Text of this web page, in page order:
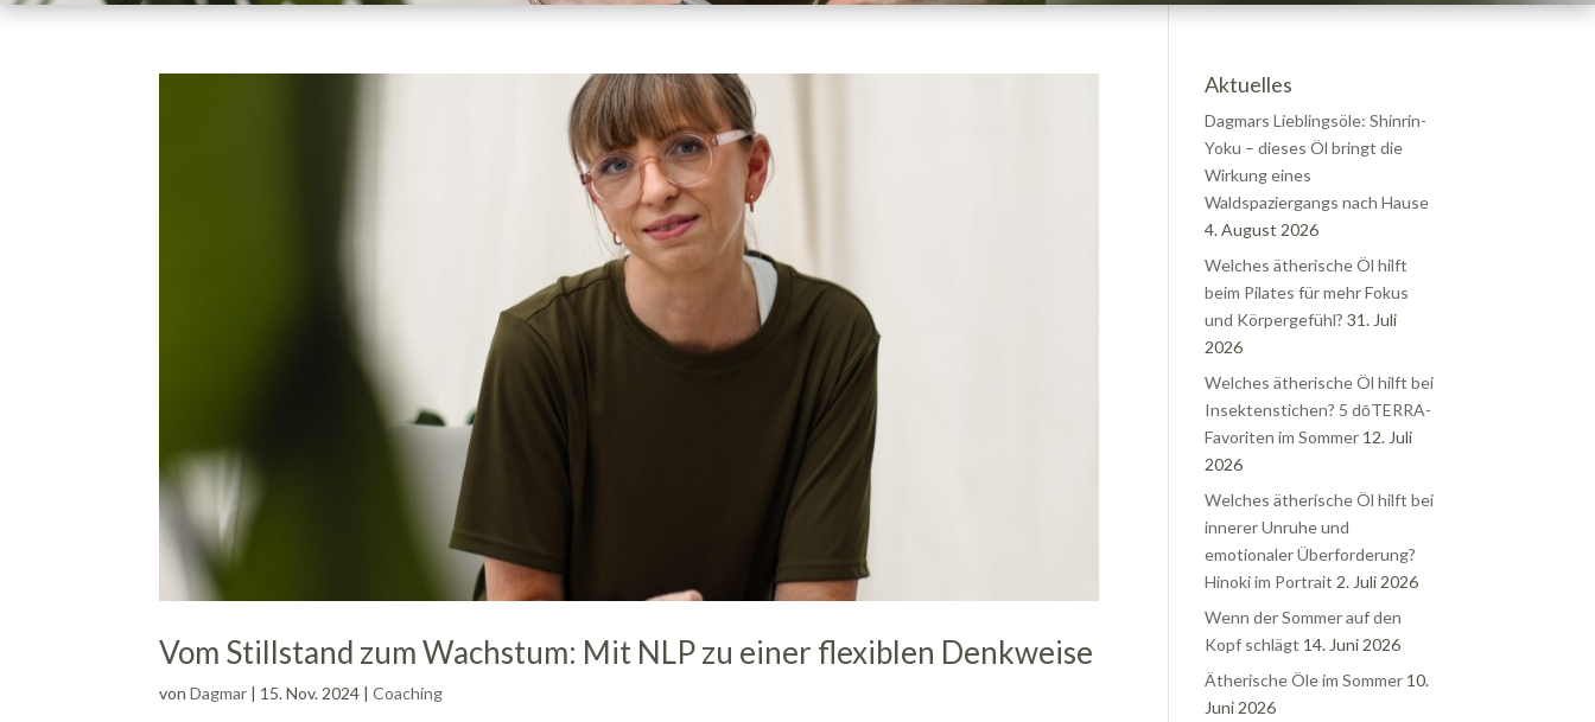
Vom Stillstand zum Wachstum: Mit NLP zu einer flexiblen Denkweise
vonDagmar | 15. Nov. 2024 |Coaching
Aktuelles
Dagmars Lieblingsöle: Shinrin-
Yoku – dieses Öl bringt die
Wirkung eines
Waldspaziergangs nach Hause
4. August 2026
Welches ätherische Öl hilft
beim Pilates für mehr Fokus
und Körpergefühl? 31. Juli
2026
Welches ätherische Öl hilft bei
Insektenstichen? 5 dōTERRA-
Favoriten im Sommer 12. Juli
2026
Welches ätherische Öl hilft bei
innerer Unruhe und
emotionaler Überforderung?
Hinoki im Portrait 2. Juli 2026
Wenn der Sommer auf den
Kopf schlägt 14. Juni 2026
Ätherische Öle im Sommer 10.
Juni 2026